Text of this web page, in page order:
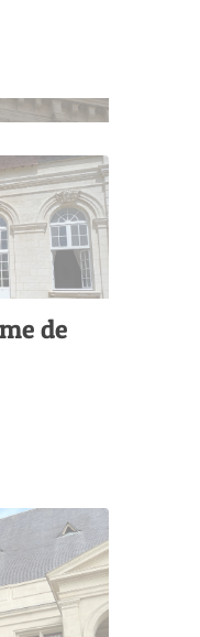
de